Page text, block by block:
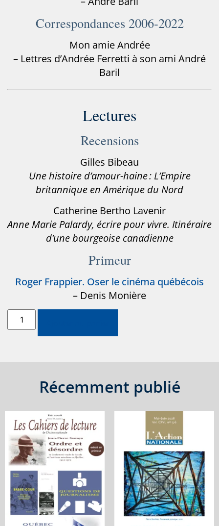
Correspondances 2006‑2022
Mon amie Andrée
– Lettres d’Andrée Ferretti à son ami André
Baril
Lectures
Recensions
Gilles Bibeau
Une histoire d’amour-haine : L’Empire
britannique en Amérique du Nord
Catherine Bertho Lavenir
Anne Marie Palardy, écrire pour vivre. Itinéraire
d’une bourgeoise canadienne
Primeur
Roger Frappier. Oser le cinéma québécois
– Denis Monière
Récemment publié